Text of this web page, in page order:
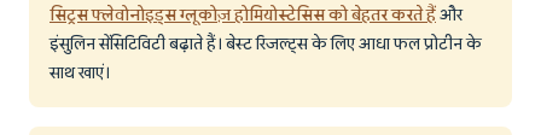
सिट्रस फ्लेवोनोइड्स ग्लूकोज़ होमियोस्टेसिस को बेहतर करते हैंऔर
इंसुलिन सेंसिटिविटी बढ़ाते हैं। बेस्ट रिजल्ट्स के लिए आधा फल प्रोटीन के
साथ खाएं।